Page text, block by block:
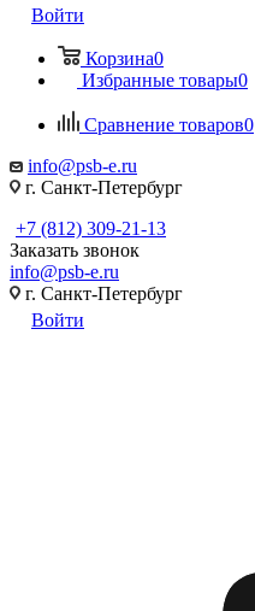
Войти
Корзина0
Избранные товары0
Сравнение товаров0
info@psb-e.ru
г. Санкт-Петербург
+7 (812) 309-21-13
Заказать звонок
info@psb-e.ru
г. Санкт-Петербург
Войти